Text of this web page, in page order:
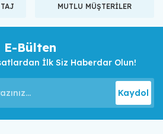
MUTLU MÜŞTERİLER
E-Bülten
İlk Siz Haberdar Olun!
Kaydol